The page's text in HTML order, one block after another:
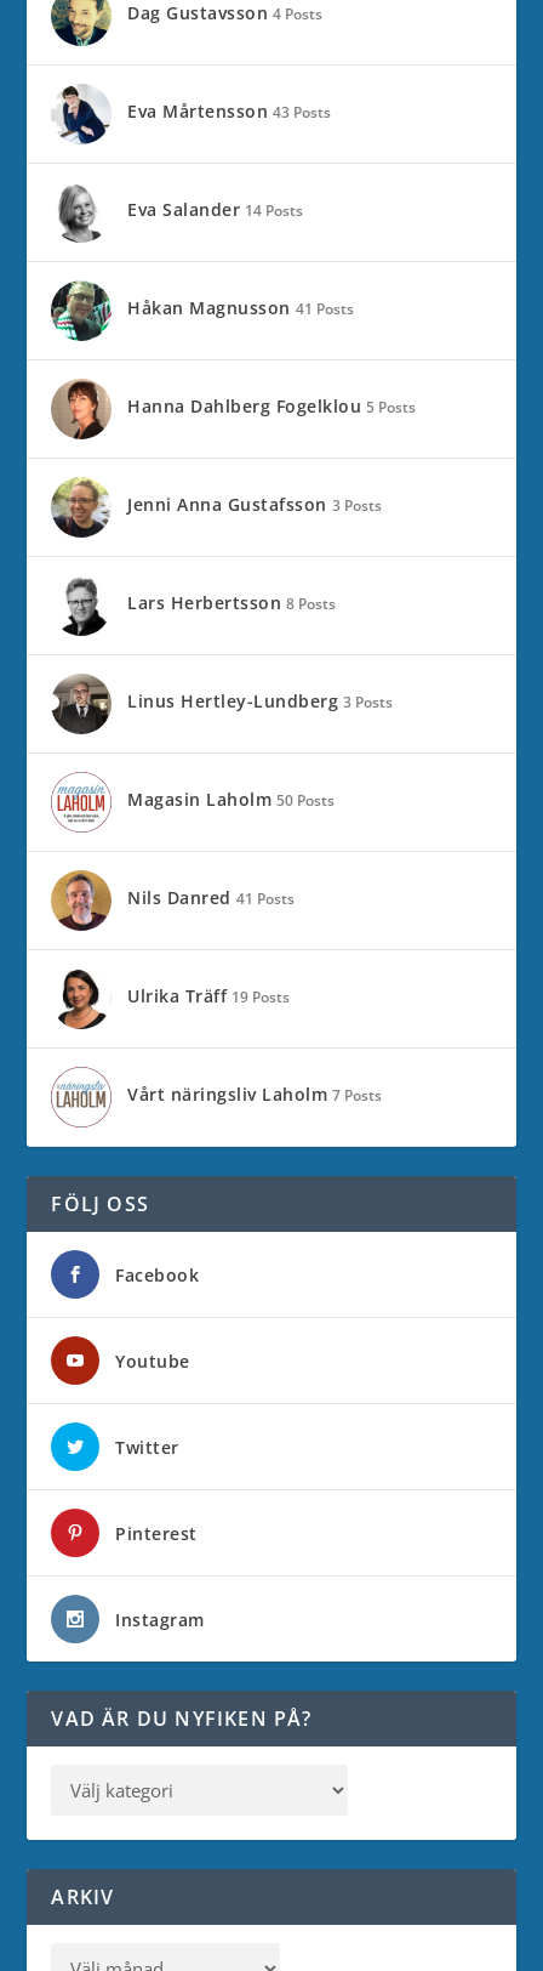
Dag Gustavsson 4 Posts
Eva Mårtensson 43 Posts
Eva Salander 14 Posts
Håkan Magnusson 41 Posts
Hanna Dahlberg Fogelklou 5 Posts
Jenni Anna Gustafsson 3 Posts
Lars Herbertsson 8 Posts
Linus Hertley-Lundberg 3 Posts
Magasin Laholm 50 Posts
Nils Danred 41 Posts
Ulrika Träff 19 Posts
Vårt näringsliv Laholm 7 Posts
FÖLJ OSS
Facebook
Youtube
Twitter
Pinterest
Instagram
VAD ÄR DU NYFIKEN PÅ?
ARKIV